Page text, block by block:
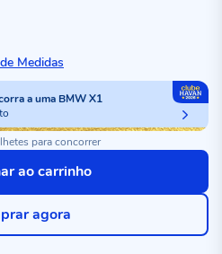
Medidas
a uma BMW X1
para concorrer
ao carrinho
agora